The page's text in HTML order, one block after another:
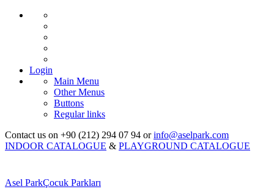
Login
Main Menu
Other Menus
Buttons
Regular links
Contact us on +90 (212) 294 07 94 orinfo@aselpark.com
INDOOR CATALOGUE & PLAYGROUND CATALOGUE
Asel ParkÇocuk Parkları